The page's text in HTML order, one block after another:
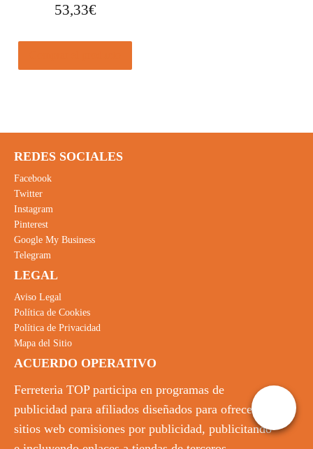
53,33€
REDES SOCIALES
Facebook
Twitter
Instagram
Pinterest
Google My Business
Telegram
LEGAL
Aviso Legal
Política de Cookies
Política de Privacidad
Mapa del Sitio
ACUERDO OPERATIVO
Ferreteria TOP participa en programas de
publicidad para afiliados diseñados para ofrecer a
sitios web comisiones por publicidad, publicitando